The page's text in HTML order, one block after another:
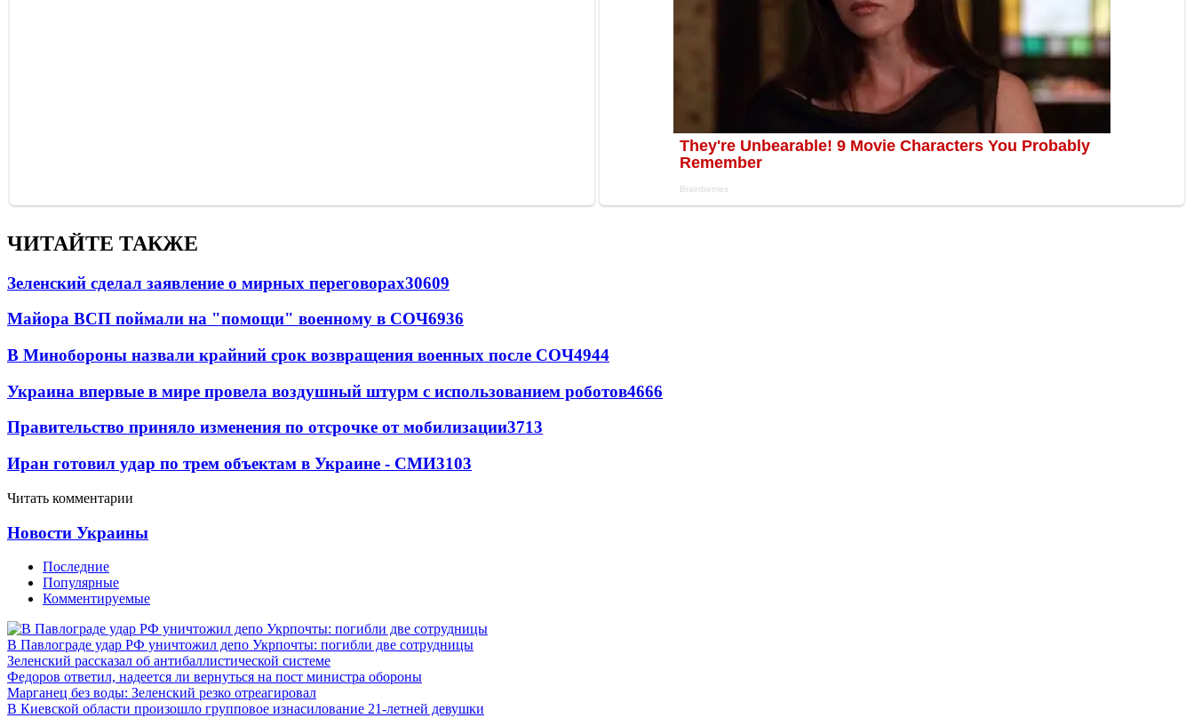
ЧИТАЙТЕ ТАКЖЕ
Зеленский сделал заявление о мирных переговорах30609
Майора ВСП поймали на "помощи" военному в СОЧ6936
В Минобороны назвали крайний срок возвращения военных после СОЧ4944
Украина впервые в мире провела воздушный штурм с использованием роботов4666
Правительство приняло изменения по отсрочке от мобилизации3713
Иран готовил удар по трем объектам в Украине - СМИ3103
Читать комментарии
Новости Украины
Последние
Популярные
Комментируемые
В Павлограде удар РФ уничтожил депо Укрпочты: погибли две сотрудницы
Зеленский рассказал об антибаллистической системе
Федоров ответил, надеется ли вернуться на пост министра обороны
Марганец без воды: Зеленский резко отреагировал
В Киевской области произошло групповое изнасилование 21-летней девушки